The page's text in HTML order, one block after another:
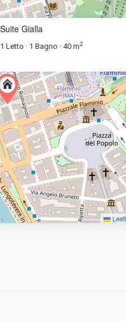
Suite Gialla
1 Letto · 1 Bagno · 40 m2